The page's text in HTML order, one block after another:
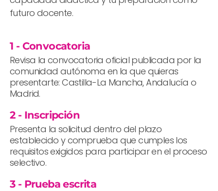
futuro docente.
1 - Convocatoria
Revisa la convocatoria oficial publicada por la
comunidad autónoma en la que quieras
presentarte: Castilla-La Mancha, Andalucía o
Madrid.
2 - Inscripción
Presenta la solicitud dentro del plazo
establecido y comprueba que cumples los
requisitos exigidos para participar en el proceso
selectivo.
3 - Prueba escrita